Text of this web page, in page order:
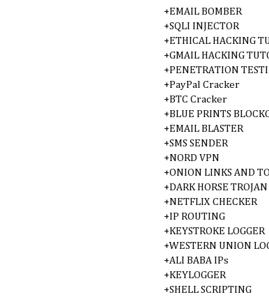
+EMAIL BOMBER
+SQLI INJECTOR
+ETHICAL HACKING
+GMAIL HACKING
+PENETRATION
+PayPal Cracker
+BTC Cracker
+BLUE PRINTS
+EMAIL BLASTER
+SMS SENDER
+NORD VPN
+ONION LINKS AND
+DARK HORSE TROJAN
+NETFLIX CHECKER
+IP ROUTING
+KEYSTROKE LOGGER
+WESTERN UNION
+ALI BABA IPs
+KEYLOGGER
+SHELL SCRIPTING